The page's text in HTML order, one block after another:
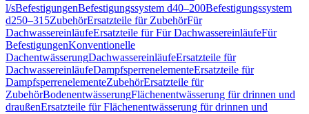
l/sBefestigungenBefestigungssystem d40–200Befestigungssystem
d250–315ZubehörErsatzteile für ZubehörFür
DachwassereinläufeErsatzteile für Für DachwassereinläufeFür
BefestigungenKonventionelle
DachentwässerungDachwassereinläufeErsatzteile für
DachwassereinläufeDampfsperrenelementeErsatzteile für
DampfsperrenelementeZubehörErsatzteile für
ZubehörBodenentwässerungFlächenentwässerung für drinnen und
draußenErsatzteile für Flächenentwässerung für drinnen und